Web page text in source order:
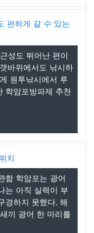
편하게 갈 수 있는
성도 뛰어난 편이
바위에서도 낚시하
원투낚시에서 루
학암포방파제 추천
치
함 학암포는 광어
는 아직 실력이 부
경하지 못했다. 해
끼 광어 한 마리를